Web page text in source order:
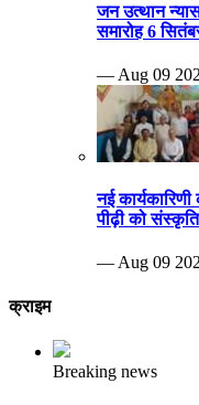
जन उत्थान
समारोह 6
— Aug 09
नई
पीढ़ी को
— Aug 09
क्राइम
Breaking news